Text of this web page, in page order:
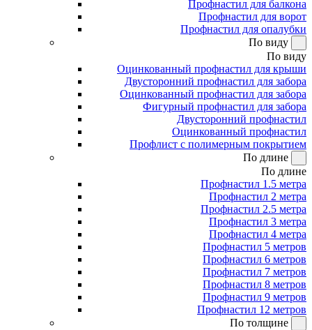
Профнастил для балкона
Профнастил для ворот
Профнастил для опалубки
По виду
По виду
Оцинкованный профнастил для крыши
Двусторонний профнастил для забора
Оцинкованный профнастил для забора
Фигурный профнастил для забора
Двусторонний профнастил
Оцинкованный профнастил
Профлист с полимерным покрытием
По длине
По длине
Профнастил 1.5 метра
Профнастил 2 метра
Профнастил 2.5 метра
Профнастил 3 метра
Профнастил 4 метра
Профнастил 5 метров
Профнастил 6 метров
Профнастил 7 метров
Профнастил 8 метров
Профнастил 9 метров
Профнастил 12 метров
По толщине